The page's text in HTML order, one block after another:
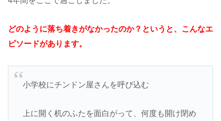
どのように落ち着きがなかったのか？というと、こんなエ
ピソードがあります。
小学校にチンドン屋さんを呼び込む
上に開く机のふたを面白がって、何度も開け閉め